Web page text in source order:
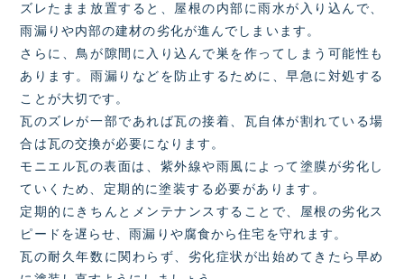
ズレたまま放置すると、屋根の内部に雨水が入り込んで、
雨漏りや内部の建材の劣化が進んでしまいます。
さらに、鳥が隙間に入り込んで巣を作ってしまう可能性も
あります。雨漏りなどを防止するために、早急に対処する
ことが大切です。
瓦のズレが一部であれば瓦の接着、瓦自体が割れている場
合は瓦の交換が必要になります。
モニエル瓦の表面は、紫外線や雨風によって塗膜が劣化し
ていくため、定期的に塗装する必要があります。
定期的にきちんとメンテナンスすることで、屋根の劣化ス
ピードを遅らせ、雨漏りや腐食から住宅を守れます。
瓦の耐久年数に関わらず、劣化症状が出始めてきたら早め